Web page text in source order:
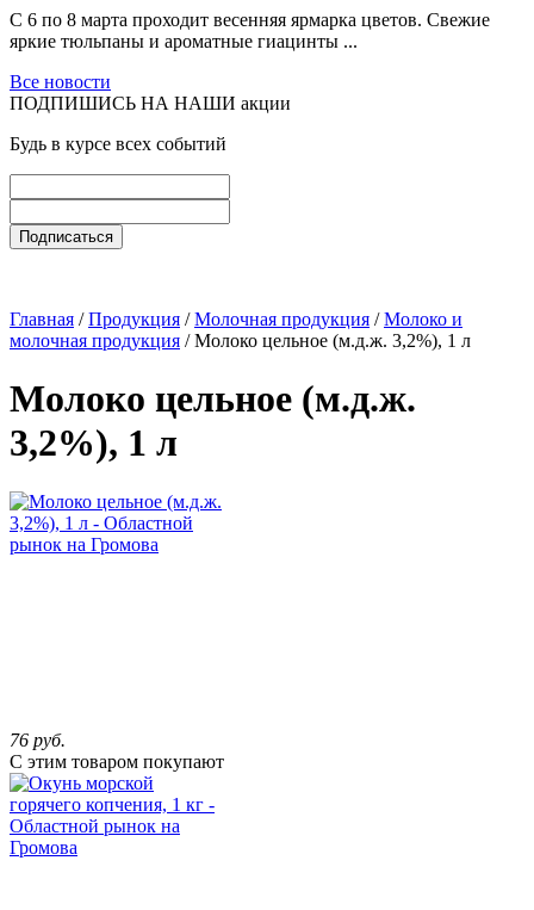
С 6 по 8 марта проходит весенняя ярмарка цветов. Свежие
яркие тюльпаны и ароматные гиацинты ...
Все новости
ПОДПИШИСЬ НА НАШИ акции
Будь в курсе всех событий
Главная /Продукция /Молочная продукция /Молоко и
молочная продукция / Молоко цельное (м.д.ж. 3,2%), 1 л
Молоко цельное (м.д.ж.
3,2%), 1 л
76 руб.
С этим товаром покупают